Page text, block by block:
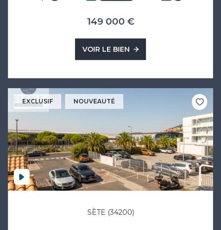
149 000 €
VOIR LE BIEN
EXCLUSIF NOUVEAUTÉ
SÈTE (34200)